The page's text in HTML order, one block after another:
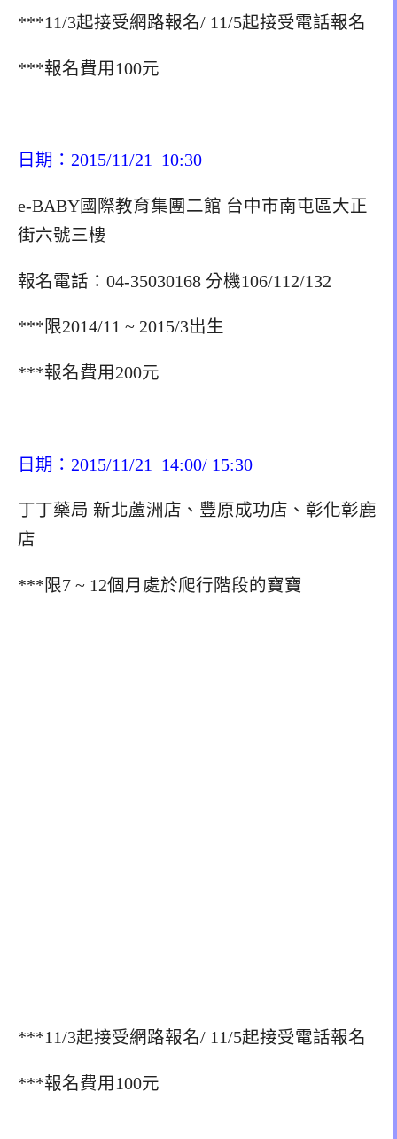
***11/3起接受網路報名/ 11/5起接受電話報名
***報名費用100元
日期：2015/11/21 10:30
e-BABY國際教育集團二館 台中市南屯區大正
街六號三樓
報名電話：04-35030168 分機106/112/132
***限2014/11 ~ 2015/3出生
***報名費用200元
日期：2015/11/21 14:00/ 15:30
丁丁藥局 新北蘆洲店、豐原成功店、彰化彰鹿
店
***限7 ~ 12個月處於爬行階段的寶寶
***11/3起接受網路報名/ 11/5起接受電話報名
***報名費用100元